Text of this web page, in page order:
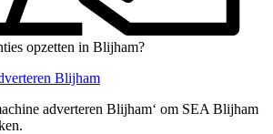
opzetten in Blijham?
Blijham
adverteren Blijham‘ om SEA Blijham